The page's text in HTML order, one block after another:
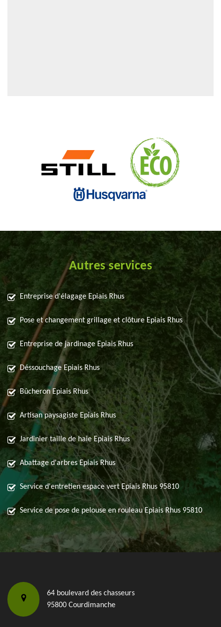
Autres services
Entreprise d'élagage Epiais Rhus
Pose et changement grillage et clôture Epiais Rhus
Entreprise de jardinage Epiais Rhus
Déssouchage Epiais Rhus
Bûcheron Epiais Rhus
Artisan paysagiste Epiais Rhus
Jardinier taille de haie Epiais Rhus
Abattage d'arbres Epiais Rhus
Service d'entretien espace vert Epiais Rhus 95810
Service de pose de pelouse en rouleau Epiais Rhus 95810
64 boulevard des chasseurs
95800 Courdimanche